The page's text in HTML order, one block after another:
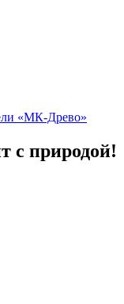
с природой!